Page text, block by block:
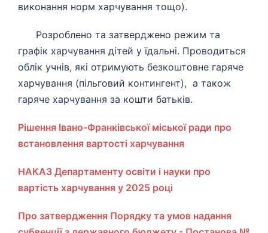
виконання норм харчування тощо).
Розроблено та затверджено режим та
графік харчування дітей у їдальні. Проводиться
облік учнів, які отримують безкоштовне гаряче
харчування (пільговий контингент), а також
гаряче харчування за кошти батьків.
Рішення Івано-Франківської міської ради про
встановлення вартості харчування
НАКАЗ Департаменту освіти і науки про
вартість харчування у 2025 році
Про затвердження Порядку та умов надання